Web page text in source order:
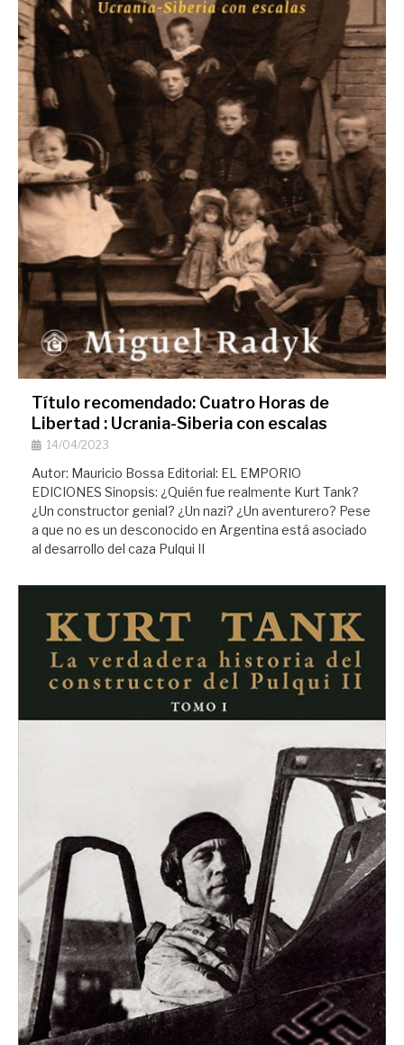
Título recomendado: Cuatro Horas de
Libertad : Ucrania-Siberia con escalas
14/04/2023
Autor: Mauricio Bossa Editorial: EL EMPORIO
EDICIONES Sinopsis: ¿Quién fue realmente Kurt Tank?
¿Un constructor genial? ¿Un nazi? ¿Un aventurero? Pese
a que no es un desconocido en Argentina está asociado
al desarrollo del caza Pulqui II